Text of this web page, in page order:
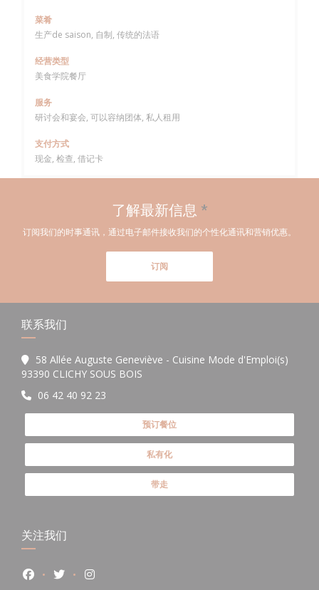
菜肴
生产de saison, 自制, 传统的法语
经营类型
美食学院餐厅
服务
研讨会和宴会, 可以容纳团体, 私人租用
支付方式
现金, 检查, 借记卡
了解最新信息 *
订阅我们的时事通讯，通过电子邮件接收我们的个性化通讯和营销优惠。
订阅
联系我们
58 Allée Auguste Geneviève - Cuisine Mode d'Emploi(s)
93390 CLICHY SOUS BOIS
06 42 40 92 23
预订餐位
私有化
带走
关注我们
Facebook ((在新窗口中打开))
Twitter ((在新窗口中打开))
Instagram ((在新窗口中打开))